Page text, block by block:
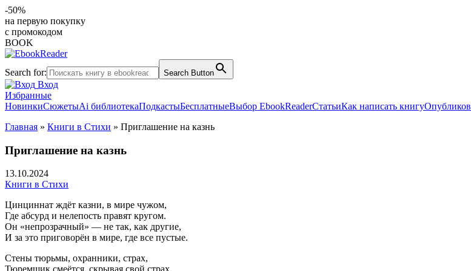
-50%
на первую покупку
с промокодом
BOOK
Search for: Search Button
Вход
Избранные
НовинкиСюжетыAi библиотекаПодкастыБесплатныеВыбор EbookReaderСтатьиКак написать книгу
Главная » Книги в Стихи » Приглашение на казнь
Приглашение на казнь
13.10.2024
Книги в Стихи
Цинциннат ждёт казни, в мире чужом,
Где абсурд и нелепость правят кругом.
Он «непрозрачный» — не так, как другие,
И за это приговорён в мире, где все пустые.
Стены тюрьмы, охранники, страх,